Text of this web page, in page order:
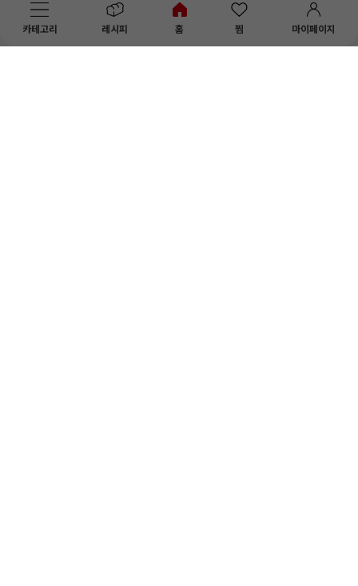
카테고리 레시피 홈 찜 마이페이지